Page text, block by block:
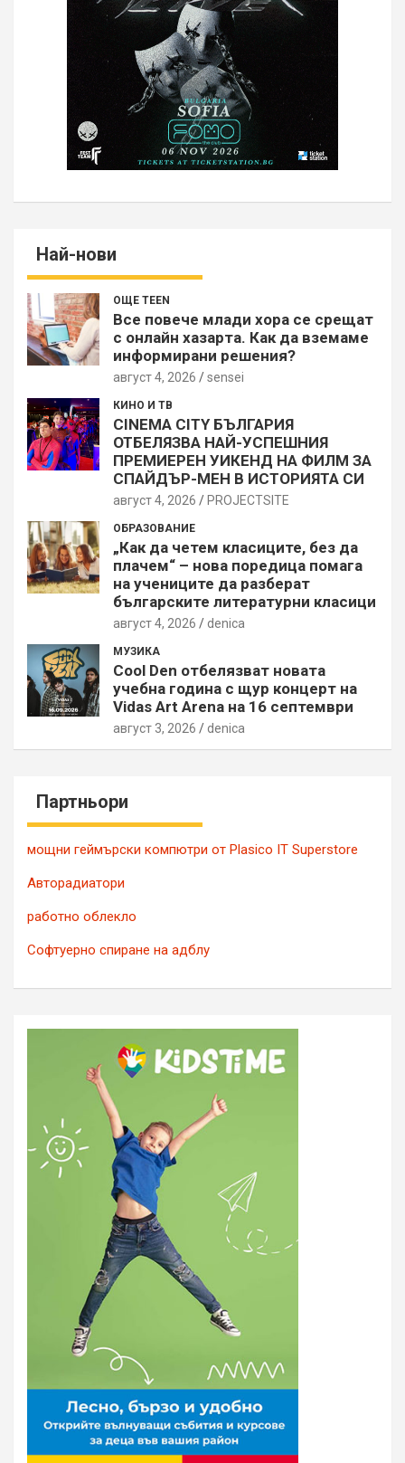
Най-нови
ОЩЕ TEEN
Все повече млади хора се срещат
с онлайн хазарта. Как да вземаме
информирани решения?
август 4, 2026 sensei
КИНО И ТВ
CINEMA CITY БЪЛГАРИЯ
ОТБЕЛЯЗВА НАЙ-УСПЕШНИЯ
ПРЕМИЕРЕН УИКЕНД НА ФИЛМ ЗА
СПАЙДЪР-МЕН В ИСТОРИЯТА СИ
август 4, 2026 PROJECTSITЕ
ОБРАЗОВАНИЕ
„Как да четем класиците, без да
плачем“ – нова поредица помага
на учениците да разберат
българските литературни класици
август 4, 2026 denica
МУЗИКА
Cool Den отбелязват новата
учебна година с щур концерт на
Vidas Art Arena на 16 септември
август 3, 2026 denica
Партньори
мощни геймърски компютри от Plasico IT Superstore
Авторадиатори
работно облекло
Софтуерно спиране на адблу